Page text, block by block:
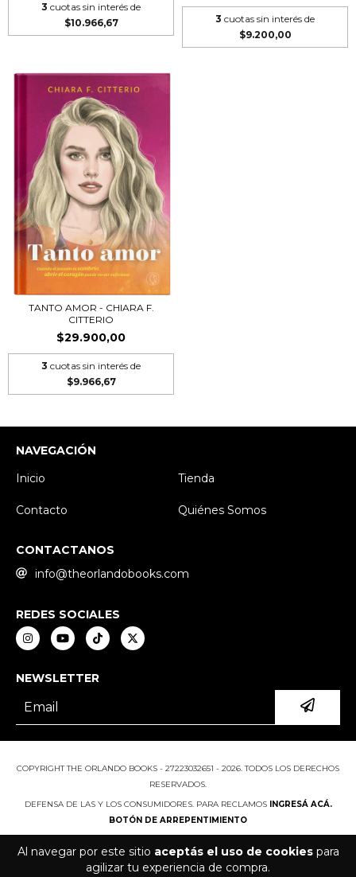
Al navegar por este sitio aceptás el uso de cookiespara
agilizar tu experiencia de compra.
3 cuotas sin interés de
$10.966,67
3 cuotas sin interés de
$9.200,00
TANTO AMOR - CHIARA F.
CITTERIO
$29.900,00
3 cuotas sin interés de
$9.966,67
NAVEGACIÓN
Inicio
Tienda
Contacto Quiénes Somos
CONTACTANOS
info@theorlandobooks.com
REDES SOCIALES
NEWSLETTER
COPYRIGHT THE ORLANDO BOOKS - 27223032651 - 2026. TODOS LOS DERECHOS
RESERVADOS.
DEFENSA DE LAS Y LOS CONSUMIDORES. PARA RECLAMOS INGRESÁ ACÁ.
BOTÓN DE ARREPENTIMIENTO